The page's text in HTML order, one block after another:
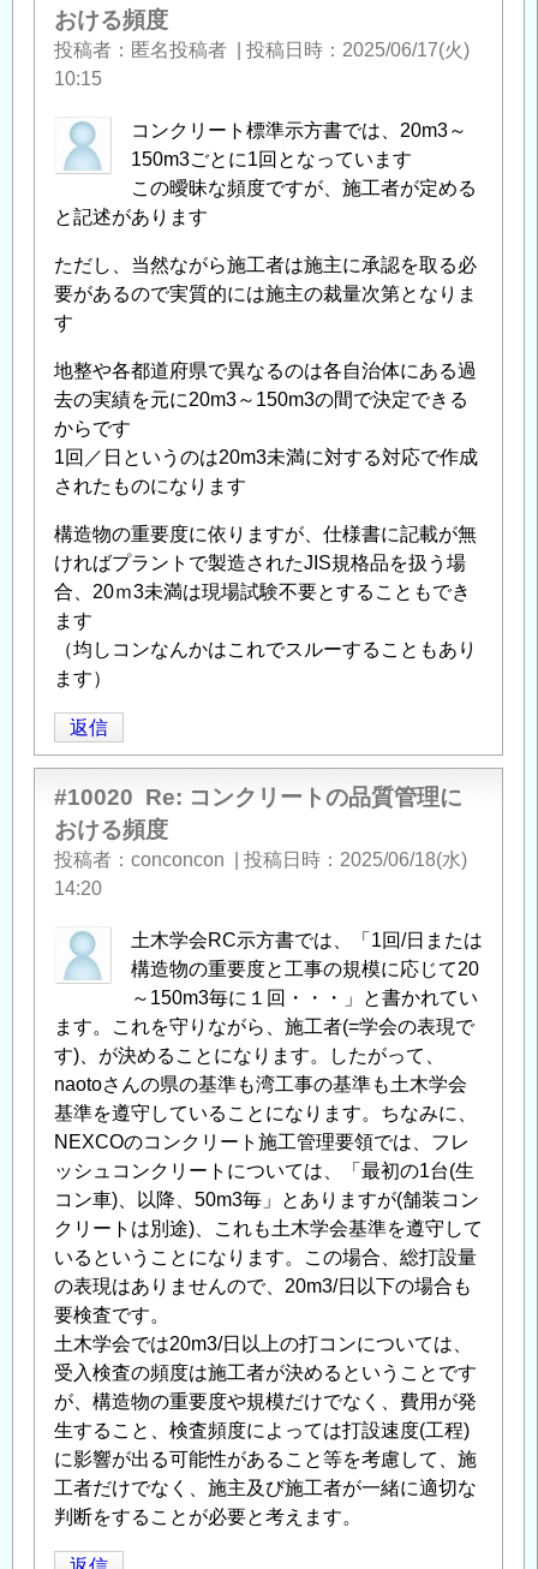
おける頻度
投稿者 匿名投稿者 投稿日時
2025/06/17(火)
10:15
コンクリート標準示方書では、20m3～
150m3ごとに1回となっています
この曖昧な頻度ですが、施工者が定める
と記述があります
ただし、当然ながら施工者は施主に承認を取る必
要があるので実質的には施主の裁量次第となりま
す
地整や各都道府県で異なるのは各自治体にある過
去の実績を元に20m3～150m3の間で決定できる
からです
1回／日というのは20m3未満に対する対応で作成
されたものになります
構造物の重要度に依りますが、仕様書に記載が無
ければプラントで製造されたJIS規格品を扱う場
合、20ｍ3未満は現場試験不要とすることもでき
ます
（均しコンなんかはこれでスルーすることもあり
ます）
返信
#10020 Re: コンクリートの品質管理に
おける頻度
投稿者 conconcon 投稿日時
2025/06/18(水)
14:20
土木学会RC示方書では、「1回/日または
構造物の重要度と工事の規模に応じて20
～150m3毎に１回・・・」と書かれてい
ます。これを守りながら、施工者(=学会の表現で
す)、が決めることになります。したがって、
naotoさんの県の基準も湾工事の基準も土木学会
基準を遵守していることになります。ちなみに、
NEXCOのコンクリート施工管理要領では、フレ
ッシュコンクリートについては、「最初の1台(生
コン車)、以降、50m3毎」とありますが(舗装コン
クリートは別途)、これも土木学会基準を遵守して
いるということになります。この場合、総打設量
の表現はありませんので、20m3/日以下の場合も
要検査です。
土木学会では20m3/日以上の打コンについては、
受入検査の頻度は施工者が決めるということです
が、構造物の重要度や規模だけでなく、費用が発
生すること、検査頻度によっては打設速度(工程)
に影響が出る可能性があること等を考慮して、施
工者だけでなく、施主及び施工者が一緒に適切な
判断をすることが必要と考えます。